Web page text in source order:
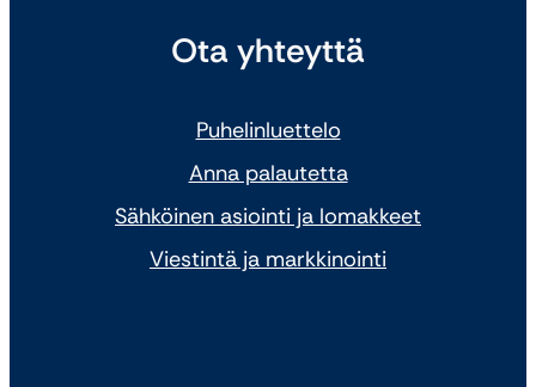
Ota yhteyttä
Puhelinluettelo
Anna palautetta
Sähköinen asiointi ja lomakkeet
Viestintä ja markkinointi